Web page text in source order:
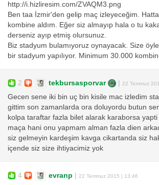
http://i.hizliresim.com/ZVAQM3.png
Ben taa İzmir'den gelip maç izleyeceğim.
kombine aldım. Eğer siz almayıp hala o tu
derseniz ayıp etmiş olursunuz.
Biz stadyum bulamıyoruz oynayacak. Size
bir stadyum yapılıyor. Minimum 30.000
2 tekbursasporvar 22 Temmuz
Gecen sene iki bin uç bin kisile mac izledim
gittim son zamanlarda ora doluyordu butun
kolpa taraftar fazla bilet alarak karaborsa
maça hani onu yapmam alman fazla dien
siz gelmeyin kardeşim kavga cikartanda siz
içende siz size ihtiyacimiz yok
4 evranp 22 Temmuz 2015 | 13:46